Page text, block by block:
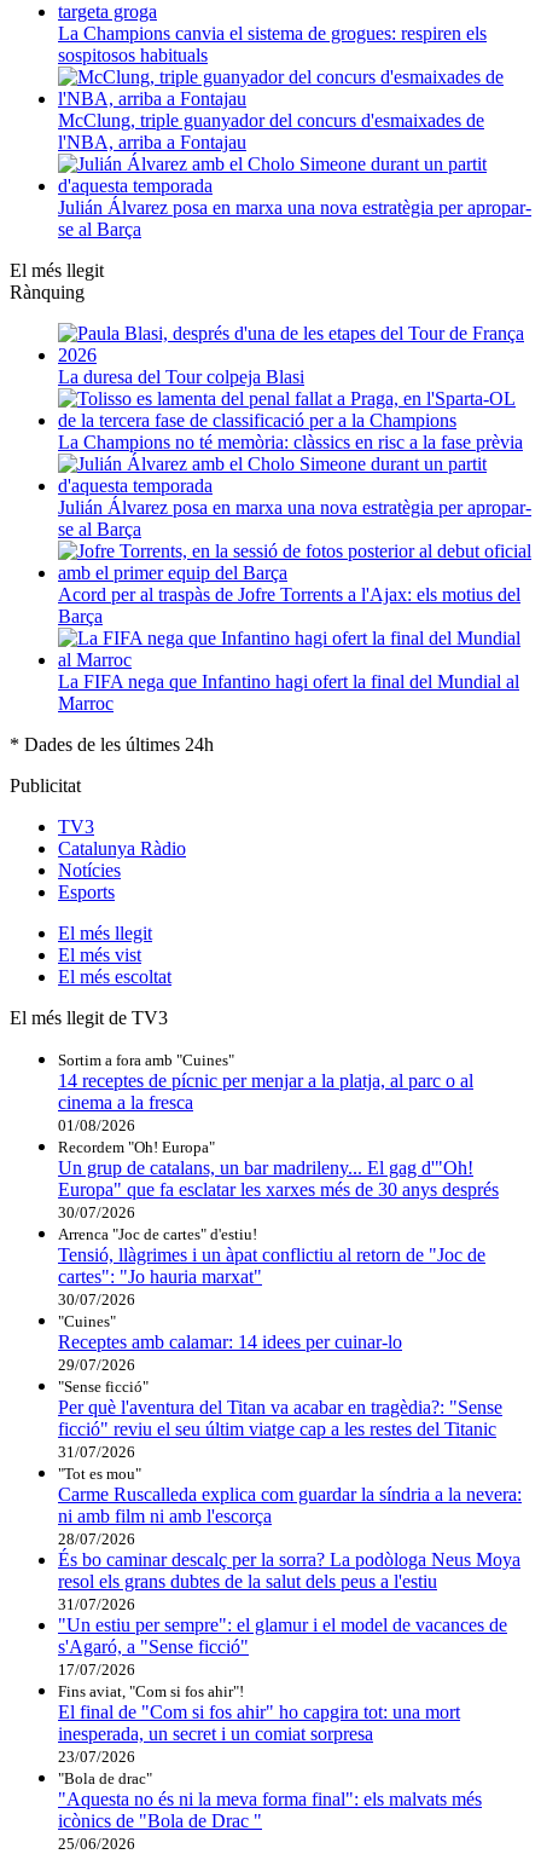
La Champions canvia el sistema de grogues: respiren els
sospitosos habituals
McClung, triple guanyador del concurs d'esmaixades de
l'NBA, arriba a Fontajau
Julián Álvarez posa en marxa una nova estratègia per apropar-
se al Barça
El més llegit
Rànquing
La duresa del Tour colpeja Blasi
La Champions no té memòria: clàssics en risc a la fase prèvia
Julián Álvarez posa en marxa una nova estratègia per apropar-
se al Barça
Acord per al traspàs de Jofre Torrents a l'Ajax: els motius del
Barça
La FIFA nega que Infantino hagi ofert la final del Mundial al
Marroc
* Dades de les últimes 24h
Publicitat
TV3
Catalunya Ràdio
Notícies
Esports
El més llegit
El més vist
El més escoltat
El més llegit de TV3
Sortim a fora amb "Cuines"
14 receptes de pícnic per menjar a la platja, al parc o al
cinema a la fresca
01/08/2026
Recordem "Oh! Europa"
Un grup de catalans, un bar madrileny... El gag d'"Oh!
Europa" que fa esclatar les xarxes més de 30 anys després
30/07/2026
Arrenca "Joc de cartes" d'estiu!
Tensió, llàgrimes i un àpat conflictiu al retorn de "Joc de
cartes": "Jo hauria marxat"
30/07/2026
"Cuines"
Receptes amb calamar: 14 idees per cuinar-lo
29/07/2026
"Sense ficció"
Per què l'aventura del Titan va acabar en tragèdia?: "Sense
ficció" reviu el seu últim viatge cap a les restes del Titanic
31/07/2026
"Tot es mou"
Carme Ruscalleda explica com guardar la síndria a la nevera:
ni amb film ni amb l'escorça
28/07/2026
És bo caminar descalç per la sorra? La podòloga Neus Moya
resol els grans dubtes de la salut dels peus a l'estiu
31/07/2026
"Un estiu per sempre": el glamur i el model de vacances de
s'Agaró, a "Sense ficció"
17/07/2026
Fins aviat, "Com si fos ahir"!
El final de "Com si fos ahir" ho capgira tot: una mort
inesperada, un secret i un comiat sorpresa
23/07/2026
"Bola de drac"
"Aquesta no és ni la meva forma final": els malvats més
icònics de "Bola de Drac "
25/06/2026